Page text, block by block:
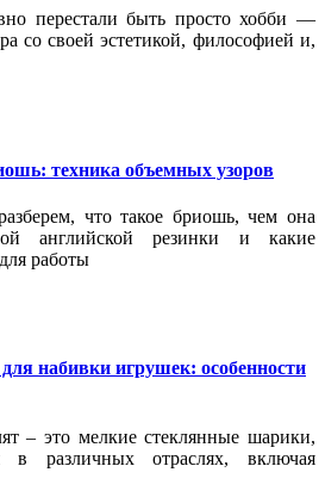
перестали быть просто хобби —
со своей эстетикой, философией и,
техника объемных узоров
что такое бриошь, чем она
английской резинки и какие
работы
набивки игрушек: особенности
– это мелкие стеклянные шарики,
в различных отраслях, включая